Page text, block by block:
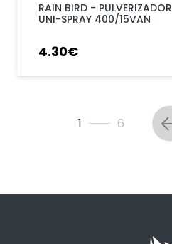
RAIN BIRD - PULVERIZADOR
UNI-SPRAY 400/15VAN
4.30€
1 6